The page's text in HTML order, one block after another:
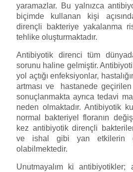
yaramazlar. Bu yalnızca
biçimde kullanan kişi
dirençli bakteriye yakalanma
tehlike oluşturmaktadır.
Antibiyotik direnci tüm
sorunu haline gelmiştir.
yol açtığı enfeksiyonlar,
artması ve hastanede
sonuçlanmakta ayrıca tedavi
neden olmaktadır. Antibiyotik
normal bakteriyel floranın
kez antibiyotik dirençli
ve ishal gibi yan etkilerin
olabilmektedir.
Unutmayalım ki antibiyotikler;